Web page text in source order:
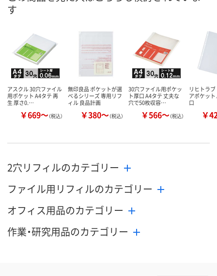
カゴへ カ
す
アスクル 30穴ファイル
用ポケット A4タテ 再
生 厚さ0.…
￥669～（税込）
無印良品 ポケットが選
べるシリーズ 専用リフ
ィル 良品計画
￥380～（税込）
30穴ファイル用ポケッ
ト厚口 A4タテ 丈夫な
穴で50枚収容…
￥566～（税込）
リヒトラ
アポケット
口
￥
2穴リフィルのカテゴリー
ファイル用リフィルのカテゴリー
オフィス用品のカテゴリー
作業・研究用品のカテゴリー